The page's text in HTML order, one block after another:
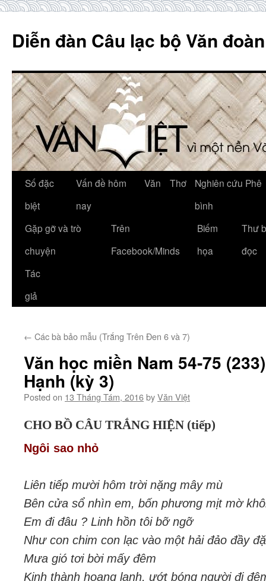
content
Diễn đàn Câu lạc bộ Văn
Số đặc
biệt
Vấn đề hôm
nay
Văn Thơ
Nghiên cứu Phê
bình
Gặp gỡ và trò
chuyện
Trên
Facebook/Minds
Biếm
họa
Thư
đọc
Tác
giả
← Các bà bảo mẫu (Trắng Trên Đen 6 và 7)
Văn học miền Nam 54-75
Hạnh (kỳ 3)
Posted on 13 Tháng Tám, 2016byVăn Việt
CHO BỒ CÂU TRẮNG HIỆN (tiếp)
Ngôi sao nhỏ
Liên tiếp mười hôm trời nặng mây mù
Bên cửa sổ nhìn em, bốn phương mịt mờ
Em đi đâu ? Linh hồn tôi bỡ ngỡ
Như con chim con lạc vào một hải đảo đầy
Mưa gió tơi bời mấy đêm
Kinh thành hoang lạnh, ướt bóng người đi